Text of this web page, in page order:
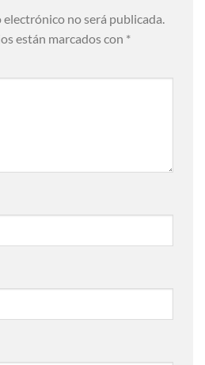
no será publicada.
están marcados con *